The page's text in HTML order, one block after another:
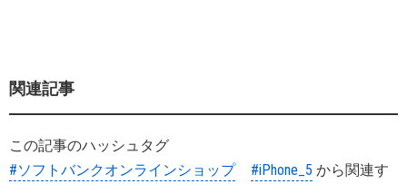
関連記事
この記事のハッシュタグ
#ソフトバンクオンラインショップ
#iPhone_5 から関連す